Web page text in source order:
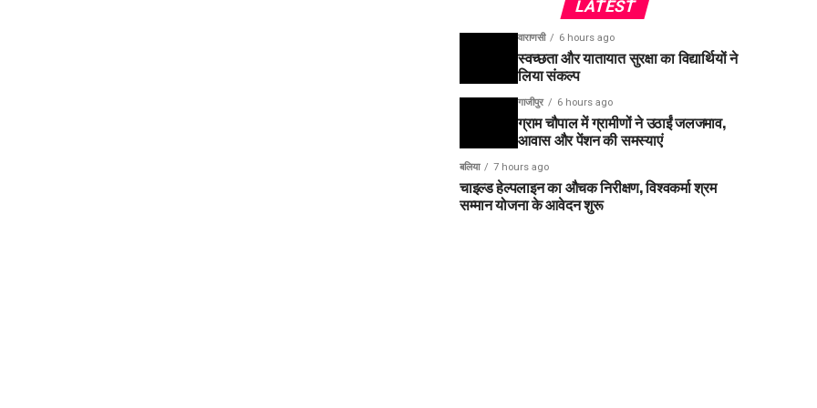
LATEST
वाराणसी 6 hours ago
स्वच्छता और यातायात सुरक्षा का विद्यार्थियों ने
लिया संकल्प
गाजीपुर 6 hours ago
ग्राम चौपाल में ग्रामीणों ने उठाईं जलजमाव,
आवास और पेंशन की समस्याएं
बलिया 7 hours ago
चाइल्ड हेल्पलाइन का औचक निरीक्षण, विश्वकर्मा श्रम
सम्मान योजना के आवेदन शुरू